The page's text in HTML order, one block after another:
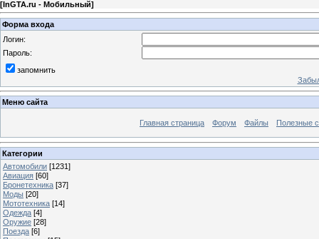
[InGTA.ru - Мобильный]
Форма входа
Логин:
Пароль:
запомнить
Меню сайта
Главная страница Форум Файлы Полезные
Категории
Автомобили [1231]
Авиация [60]
Бронетехника [37]
Моды [20]
Мототехника [14]
Одежда [4]
Оружие [28]
Поезда [6]